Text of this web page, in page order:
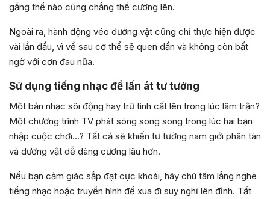
gắng thế nào cũng chẳng thể cương lên.
Ngoài ra, hành động véo dương vật cũng chỉ thực hiện được
vài lần đầu, vì về sau cơ thể sẽ quen dần và không còn bất
ngờ với cơn đau nữa.
Sử dụng tiếng nhạc để lấn át tư tưởng
Một bản nhạc sôi động hay trữ tình cất lên trong lúc lâm trận?
Một chương trình TV phát sóng song song trong lúc hai bạn
nhập cuộc chơi…? Tất cả sẽ khiến tư tưởng nam giới phân tán
và dương vật dễ dàng cương lâu hơn.
Nếu bạn cảm giác sắp đạt cực khoái, hãy chú tâm lắng nghe
tiếng nhạc hoặc truyền hình để xua đi suy nghĩ lên đỉnh. Tất